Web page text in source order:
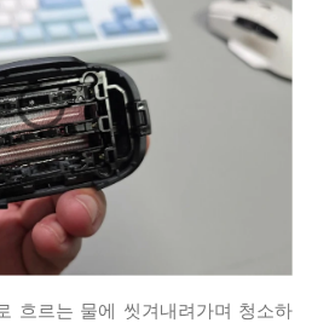
흐르는 물에 씻겨내려가며 청소하